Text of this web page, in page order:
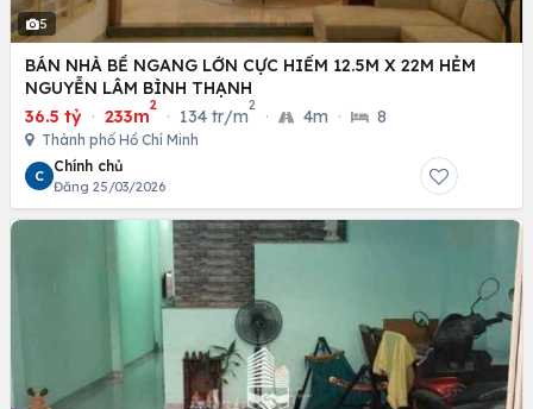
5
BÁN NHÀ BỀ NGANG LỚN CỰC HIẾM 12.5M X 22M HẺM
NGUYỄN LÂM BÌNH THẠNH
36.5 tỷ · 233m
2
· 134 tr/m
2
· 4m · 8
Thành phố Hồ Chí Minh
C
Chính chủ
Đăng 25/03/2026